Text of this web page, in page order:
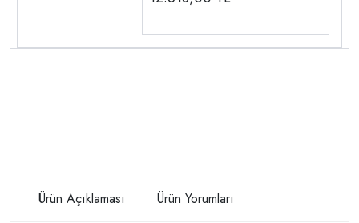
Ürün Açıklaması Ürün Yorumları